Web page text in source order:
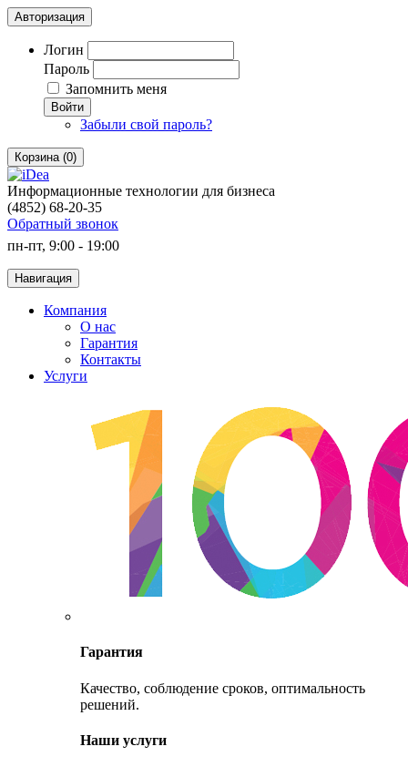
Авторизация
Логин
Пароль
Запомнить меня
Войти
Забыли свой пароль?
Корзина (0)
Информационные технологии для бизнеса
(4852) 68-20-35
Обратный звонок
пн-пт, 9:00 - 19:00
Навигация
Компания
О нас
Гарантия
Контакты
Услуги
Гарантия
Качество, соблюдение сроков, оптимальность
решений.
Наши услуги